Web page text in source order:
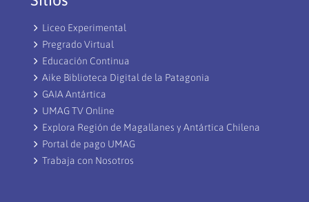
Liceo Experimental
Pregrado Virtual
Educación Continua
Aike Biblioteca Digital de la Patagonia
GAIA Antártica
UMAG TV Online
Explora Región de Magallanes y Antártica Chilena
Portal de pago UMAG
Trabaja con Nosotros